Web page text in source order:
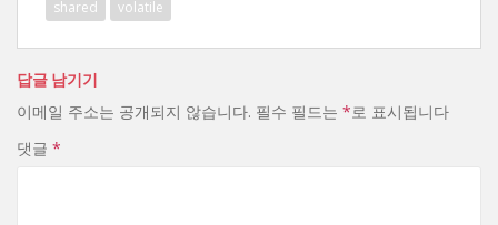
shared
volatile
답글 남기기
이메일 주소는 공개되지 않습니다. 필수 필드는 *로 표시됩니다
댓글 *